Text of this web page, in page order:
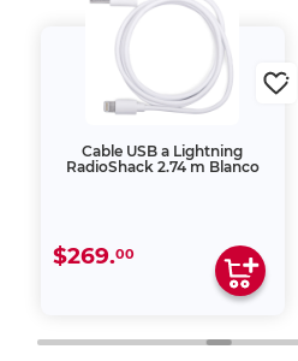
Cable USB a Lightning
RadioShack 2.74 m Blanco
$269.00